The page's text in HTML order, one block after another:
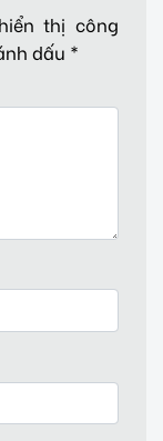
thị công
dấu *